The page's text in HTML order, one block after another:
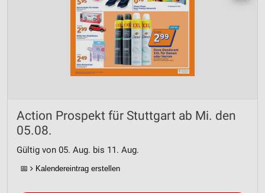
Action Prospekt für Stuttgart ab Mi. den
05.08.
Gültig von 05. Aug. bis 11. Aug.
📅 Kalendereintrag erstellen